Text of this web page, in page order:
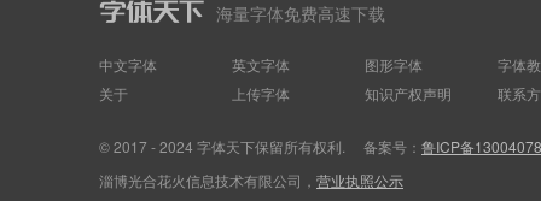
海量字体免费高速下载
中文字体 英文字体 图形字体
字体
关于
上传字体 知识产权声明 联系
© 2017 - 2024 字体天下保留所有权利. 备案号： 鲁ICP备
淄博光合花火信息技术有限公司， 营业执照公示